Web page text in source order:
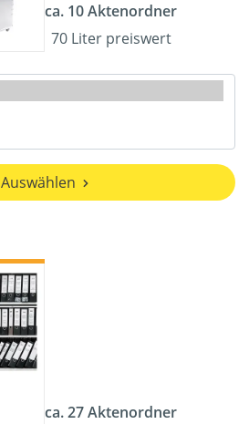
ca. 10 Aktenordner
70 Liter preiswert
Auswählen
ca. 27 Aktenordner